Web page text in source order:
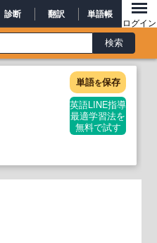
診断 翻訳 単語帳
ログイン
単語を保存
英語LINE指導
最適学習法を
無料で試す